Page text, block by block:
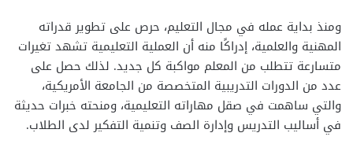
ومنذ بداية عمله في مجال التعليم، حرص على تطوير قدراته
المهنية والعلمية، إدراكًا منه أن العملية التعليمية تشهد تغيرات
متسارعة تتطلب من المعلم مواكبة كل جديد. لذلك حصل على
عدد من الدورات التدريبية المتخصصة من الجامعة الأمريكية،
والتي ساهمت في صقل مهاراته التعليمية، ومنحته خبرات حديثة
في أساليب التدريس وإدارة الصف وتنمية التفكير لدى الطلاب.